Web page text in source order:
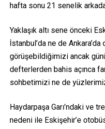
hafta sonu 21 senelik
Yaklaşık altı sene önceki
İstanbul’da ne de
görüşebildiğimizi ancak
defterlerden bahis açınca
sohbetimizi ne de
Haydarpaşa Garı’ndaki ve
nedeni ile Eskişehir’e